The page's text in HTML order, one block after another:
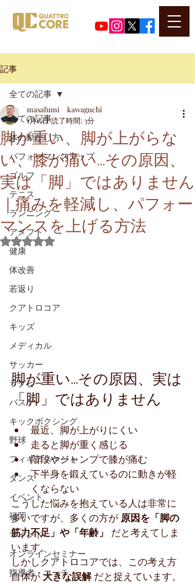
記事
全ての記事
体の動かし方
パフォーマンスアップ
ゴルフ
テニス
ランニング
アメフト
健康
体改善
若返り
クアトロコア
キッズ
メディカル
サッカー
ラグビー
バスケ
キックボクシング
野球
フィギアスケート
ダンス
イベント
福岡
マインド
オンラインセミナー
指導者・コーチ
全ての記事
脚が重い、脚が上がらな
い、膝が痛い…その原因、
実は「脚」ではありません
｜痛みを軽減し、パフォー
マンスを上げる方法
masafumi kawaguchi
1月15日読了時間: 3分
5つ星のうちNaNと評価されています。
脚が重い...その原因、実は
「脚」ではありません
最近、脚が上がりにくい
走ると脚が重く感じる
階段やジャンプで膝が痛む
下半身を鍛えているのに動きが軽
くならない
こうした悩みを抱えている人は非常に
多いですが、多くの方が 原因を「脚の
筋力不足」や「年齢」
だと考えてしま
います。
しかしクアトロコアでは、この考え方
自体が 大きな誤解 だと捉えています。